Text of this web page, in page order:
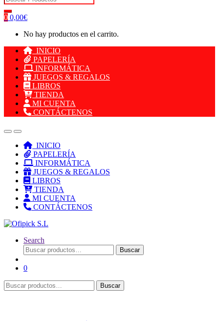
0 0,00€
No hay productos en el carrito.
INICIO
PAPELERÍA
INFORMÁTICA
JUEGOS & REGALOS
LIBROS
TIENDA
MI CUENTA
CONTÁCTENOS
INICIO
PAPELERÍA
INFORMÁTICA
JUEGOS & REGALOS
LIBROS
TIENDA
MI CUENTA
CONTÁCTENOS
Search
Buscar
por:
Buscar
0
Buscar
por:
Buscar